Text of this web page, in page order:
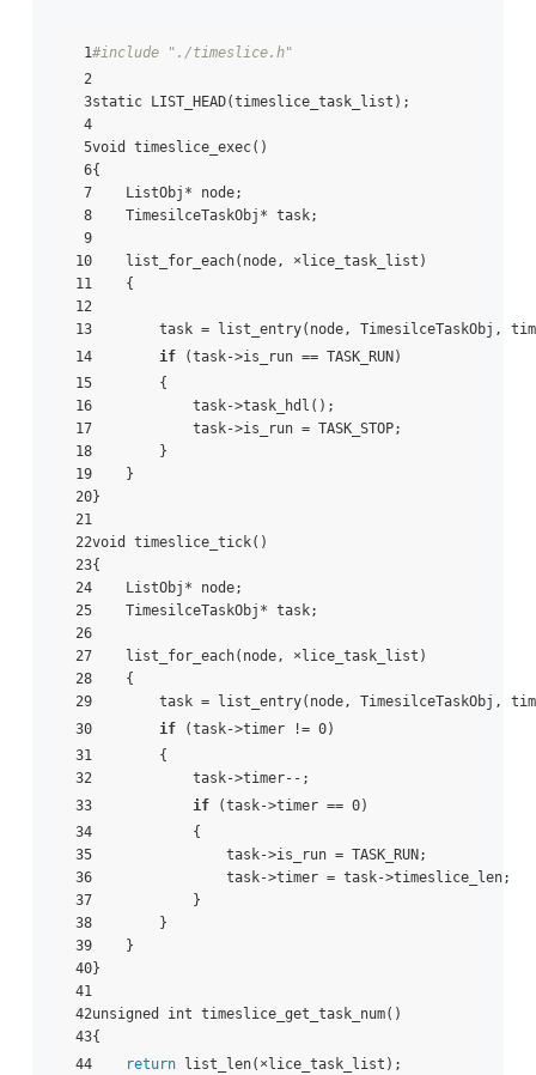
1#include "./timeslice.h"
2
3static LIST_HEAD(timeslice_task_list);
4
5void timeslice_exec()
6{
7    ListObj* node;
8    TimesilceTaskObj* task;
9
10    list_for_each(node, ×lice_task_list)
11    {
12
13        task = list_entry(node, TimesilceTaskObj,
14 if (task->is_run == TASK_RUN)
15        {
16            task->task_hdl();
17            task->is_run = TASK_STOP;
18        }
19    }
20}
21
22void timeslice_tick()
23{
24    ListObj* node;
25    TimesilceTaskObj* task;
26
27    list_for_each(node, ×lice_task_list)
28    {
29        task = list_entry(node, TimesilceTaskObj,
30 if (task->timer != 0)
31        {
32            task->timer--;
33 if (task->timer == 0)
34            {
35                task->is_run = TASK_RUN;
36                task->timer = task->timeslice_len;
37            }
38        }
39    }
40}
41
42unsigned int timeslice_get_task_num()
43{
44
return list_len(×lice_task_list);